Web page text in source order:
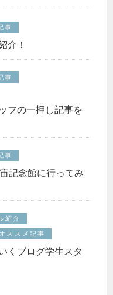
事
介！
事
フの一押し記事を
事
記念館に行ってみ
紹介
ススメ記事
くブログ学生スタ